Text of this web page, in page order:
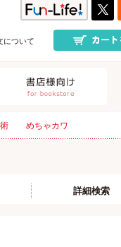
について
めちゃカワ
詳細検索